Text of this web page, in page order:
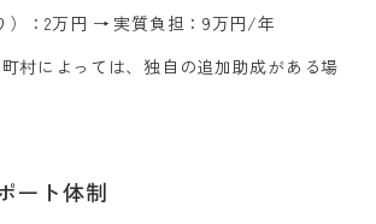
）：2万円 → 実質負担：9万円/年
村によっては、独自の追加助成がある場
ート体制